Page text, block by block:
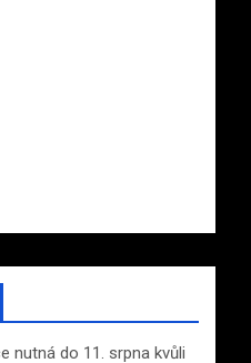
nutná do 11. srpna kvůli